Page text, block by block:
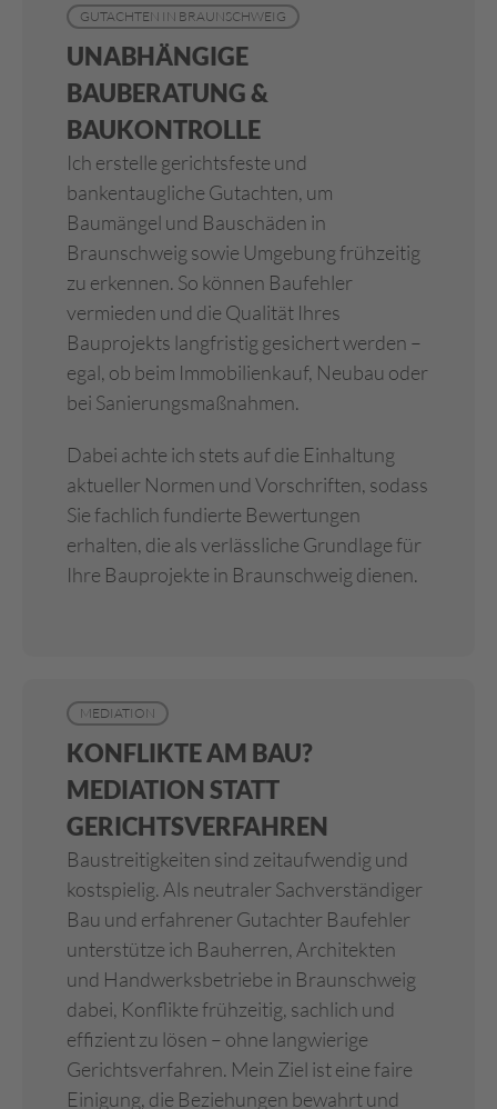
GUTACHTEN IN BRAUNSCHWEIG
UNABHÄNGIGE
BAUBERATUNG &
BAUKONTROLLE
Ich erstelle gerichtsfeste und
bankentaugliche Gutachten, um
Baumängel und Bauschäden in
Braunschweig sowie Umgebung frühzeitig
zu erkennen. So können Baufehler
vermieden und die Qualität Ihres
Bauprojekts langfristig gesichert werden –
egal, ob beim Immobilienkauf, Neubau oder
bei Sanierungsmaßnahmen.
Dabei achte ich stets auf die Einhaltung
aktueller Normen und Vorschriften, sodass
Sie fachlich fundierte Bewertungen
erhalten, die als verlässliche Grundlage für
Ihre Bauprojekte in Braunschweig dienen.
MEDIATION
KONFLIKTE AM BAU?
MEDIATION STATT
GERICHTSVERFAHREN
Baustreitigkeiten sind zeitaufwendig und
kostspielig. Als neutraler Sachverständiger
Bau und erfahrener Gutachter Baufehler
unterstütze ich Bauherren, Architekten
und Handwerksbetriebe in Braunschweig
dabei, Konflikte frühzeitig, sachlich und
effizient zu lösen – ohne langwierige
Gerichtsverfahren. Mein Ziel ist eine faire
Einigung, die Beziehungen bewahrt und